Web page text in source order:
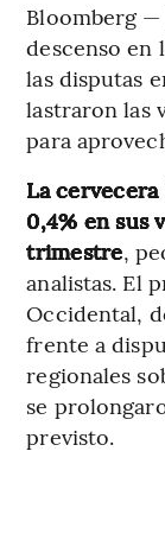
Bloomberg
descenso en
las disputas
lastraron las
para
La
0,4% en sus
trimestre,
analistas. El
Occidental,
frente a
regionales
se
previsto.